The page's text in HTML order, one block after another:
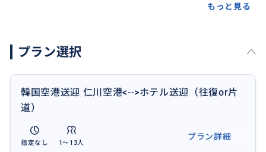
せて頂き、ご返金も致しかねますので、何卒ご了承頂
※飛行機が1時間以上延着した場合は1時間当り10,000
(お客様事情ではないフライト遅延の場合も含まれます)
※到着後、車の利用延長は1時間当たり30,000ウォンの
追加料金がかかります。（使用時間が10分を超えた場
もっと見る
プラン選択
韓国空港送迎 仁川空港<-->ホテル送迎（往復or片
道）
指定なし 1〜13人
プラン詳細